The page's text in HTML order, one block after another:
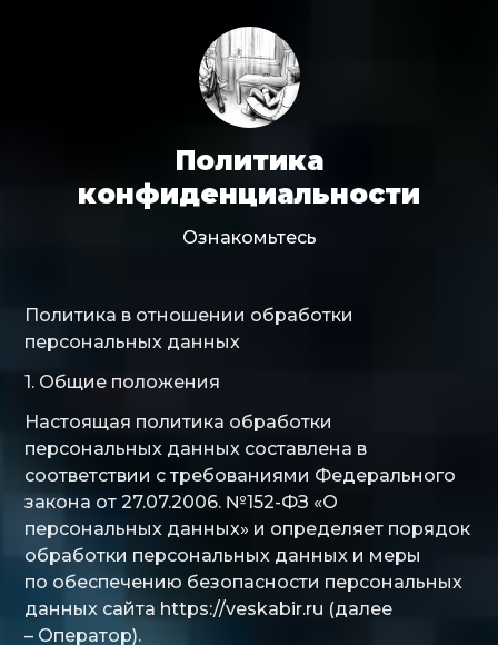
Политика
конфиденциальности
Ознакомьтесь
Политика в отношении обработки
персональных данных
1. Общие положения
Настоящая политика обработки
персональных данных составлена в
соответствии с требованиями Федерального
закона от 27.07.2006. №152-ФЗ «О
персональных данных» и определяет порядок
обработки персональных данных и меры
по обеспечению безопасности персональных
данных сайта https://veskabir.ru (далее
– Оператор).